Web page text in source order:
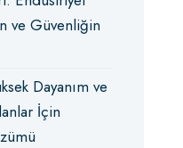
ve Güvenliğin
Dayanım ve
İçin